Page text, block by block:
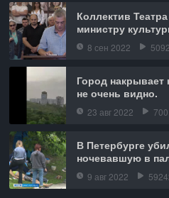
Коллектив
министру
8 сен 2022
Город накрывает
не очень видно.
23 авг 2022
В Петербурге
ночевавшую в
9 авг 2022